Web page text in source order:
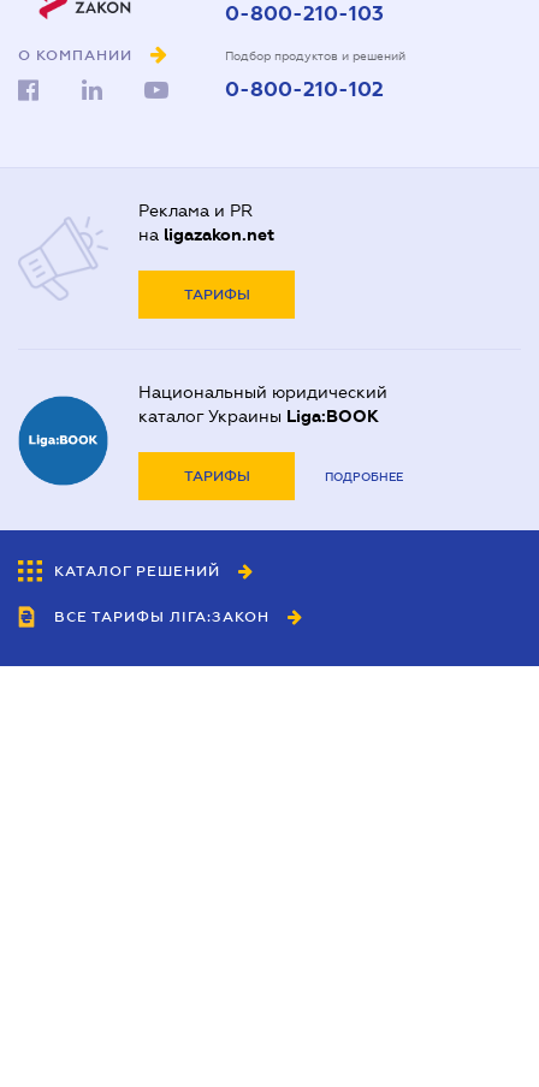
О КОМПАНИИ
0-800-210-103
Подбор продуктов и решений
0-800-210-102
Реклама и PR
на ligazakon.net
ТАРИФЫ
Национальный юридический
каталог Украины Liga:BOOK
ТАРИФЫ ПОДРОБНЕЕ
КАТАЛОГ РЕШЕНИЙ
ВСЕ ТАРИФЫ ЛІГА:ЗАКОН